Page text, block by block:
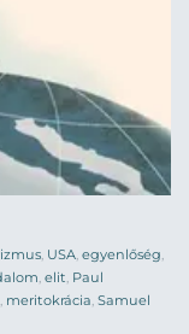
USA egyenlőség
elit Paul
meritokrácia Samuel